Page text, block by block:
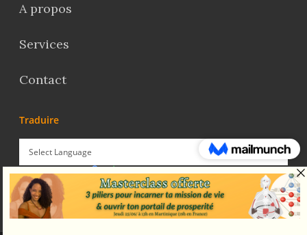
A propos
Services
Contact
Traduire
Powered by Translate